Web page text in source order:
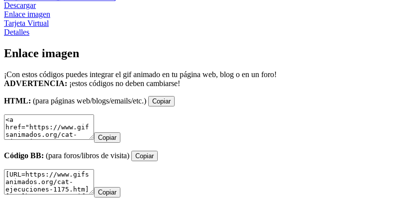
Descargar
Enlace imagen
Tarjeta Virtual
Detalles
Enlace imagen
¡Con estos códigos puedes integrar el gif animado en tu página web, blog o en un foro!
ADVERTENCIA: ¡estos códigos no deben cambiarse!
HTML: (para páginas web/blogs/emails/etc.) Copiar
Copiar
Código BB: (para foros/libros de visita) Copiar
Copiar